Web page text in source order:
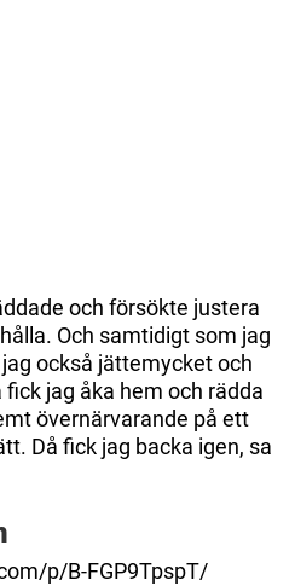
och försökte justera
Och samtidigt som jag
också jättemycket och
jag åka hem och rädda
övernärvarande på ett
Då fick jag backa igen, sa
p/B-FGP9TpspT/